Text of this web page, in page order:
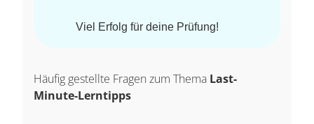
Viel Erfolg für deine Prüfung!
Häufig gestellte Fragen zum Thema Last-
Minute-Lerntipps